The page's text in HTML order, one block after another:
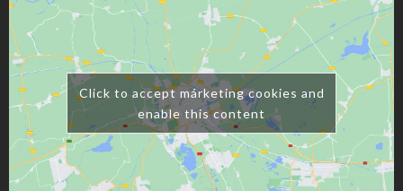
Click to accept márketing cookies and
enable this content